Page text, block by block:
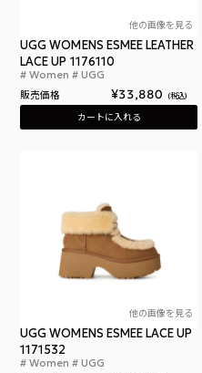
他の画像を見る
UGG WOMENS ESMEE LEATHER
LACE UP 1176110
Women UGG
販売価格 ¥33,880 税込
カートに入れる
他の画像を見る
UGG WOMENS ESMEE LACE UP
1171532
Women UGG